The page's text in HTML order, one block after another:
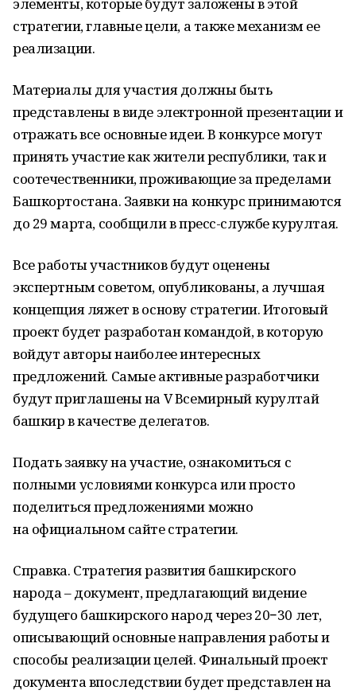
стратегии, главные цели, а также механизм ее
реализации.
Материалы для участия должны быть
представлены в виде электронной презентации и
отражать все основные идеи. В конкурсе могут
принять участие как жители республики, так и
соотечественники, проживающие за пределами
Башкортостана. Заявки на конкурс принимаются
до 29 марта, сообщили в пресс-службе курултая.
Все работы участников будут оценены
экспертным советом, опубликованы, а лучшая
концепция ляжет в основу стратегии. Итоговый
проект будет разработан командой, в которую
войдут авторы наиболее интересных
предложений. Самые активные разработчики
будут приглашены на V Всемирный курултай
башкир в качестве делегатов.
Подать заявку на участие, ознакомиться с
полными условиями конкурса или просто
поделиться предложениями можно
на официальном сайте стратегии.
Справка. Стратегия развития башкирского
народа – документ, предлагающий видение
будущего башкирского народ через 20−30 лет,
описывающий основные направления работы и
способы реализации целей. Финальный проект
документа впоследствии будет представлен на